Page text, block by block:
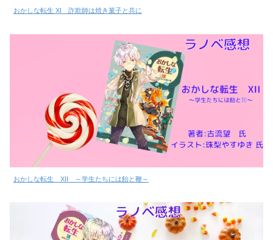
おかしな転生 XI 詐欺師は焼き菓子と共に
おかしな転生 XII ～学生たちには飴と鞭～